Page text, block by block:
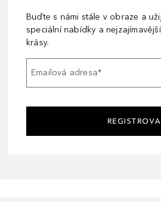
Buďte s námi stále v obraze a
speciální nabídky a
krásy.
Emailová adresa*